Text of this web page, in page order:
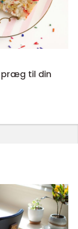
præg til din